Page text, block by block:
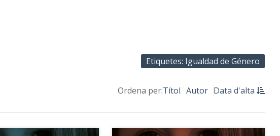
Etiquetes: Igualdad de Género
Ordena per:Títol Autor Data d'alta